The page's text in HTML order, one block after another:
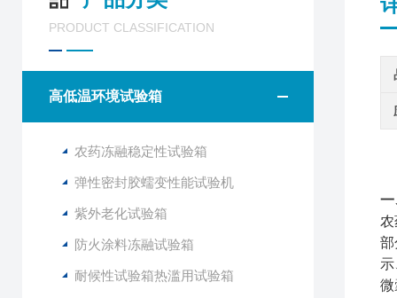
PRODUCT CLASSIFICATION
高低温环境试验箱
农药冻融稳定性试验箱
弹性密封胶蠕变性能试验机
紫外老化试验箱
防火涂料冻融试验箱
耐候性试验箱热滥用试验箱
一
农
部
微